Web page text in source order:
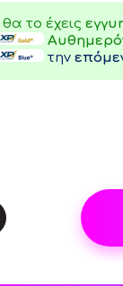
το έχεις
την